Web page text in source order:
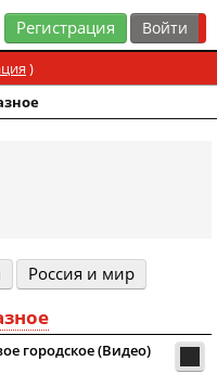
Регистрация
)
Россия и мир
городское (Видео)